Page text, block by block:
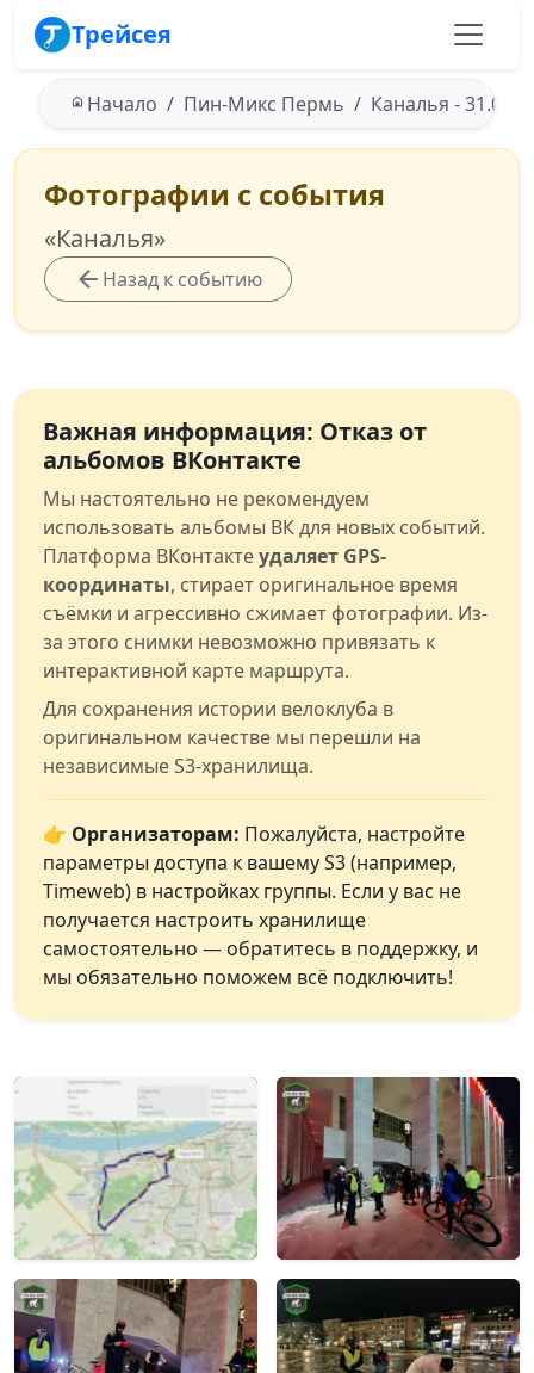
Трейсея
Начало Пин-Микс Пермь Каналья -
Фотографии с события
«Каналья»
Назад к событию
Важная информация: Отказ от
альбомов ВКонтакте
Мы настоятельно не рекомендуем
использовать альбомы ВК для новых событий.
Платформа ВКонтактеудаляет GPS-
координаты, стирает оригинальное время
съёмки и агрессивно сжимает фотографии. Из-
за этого снимки невозможно привязать к
интерактивной карте маршрута.
Для сохранения истории велоклуба в
оригинальном качестве мы перешли на
независимые S3-хранилища.
👉 Организаторам: Пожалуйста, настройте
параметры доступа к вашему S3 (например,
Timeweb) в настройках группы. Если у вас не
получается настроить хранилище
самостоятельно — обратитесь в поддержку, и
мы обязательно поможем всё подключить!